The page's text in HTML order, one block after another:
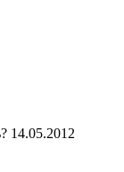
14.05.2012